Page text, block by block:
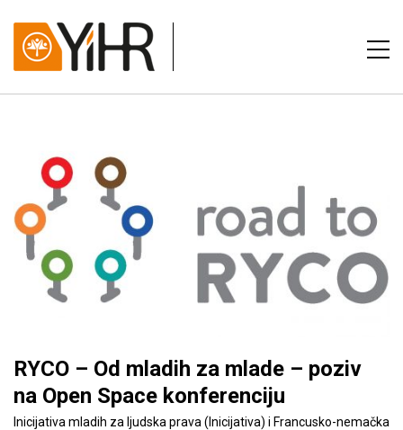
RYCO – Od mladih za mlade – poziv
na Open Space konferenciju
Inicijativa mladih za ljudska prava (Inicijativa) i Francusko-nemačka